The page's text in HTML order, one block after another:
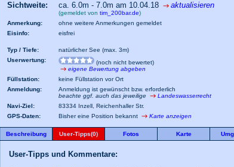
Sichtweite: ca. 6.0m - 7.0m am 10.04.18 aktualisieren
(gemeldet von tim_200bar.de)
Anmerkung:
ohne weitere Anmerkungen gemeldet
Eisinfo:
eisfrei
Typ / Tiefe:
natürlicher See (max. 3m)
Userwertung:
(noch nicht bewertet)
eigene Bewertung abgeben
Füllstation:
keine Füllstation vor Ort
Anmeldung:
Anmeldung ist gewünscht bzw. erforderlich
beachte ggf. auch das jeweilige
Landeswasserrecht
Navi-Ziel:
83334 Inzell, Reichenhaller Str.
GPS-Daten:
Bisher eine Position bekannt Karte anzeigen
Beschreibung User-Tipps(0) Fotos Karte
User-Tipps und Kommentare: